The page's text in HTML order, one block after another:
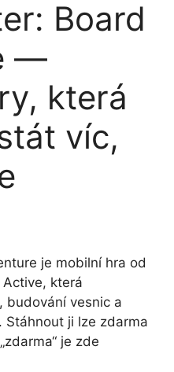
Board
—
která
víc,
je mobilní hra od
která
budování vesnic a
Stáhnout ji lze zdarma
je zde